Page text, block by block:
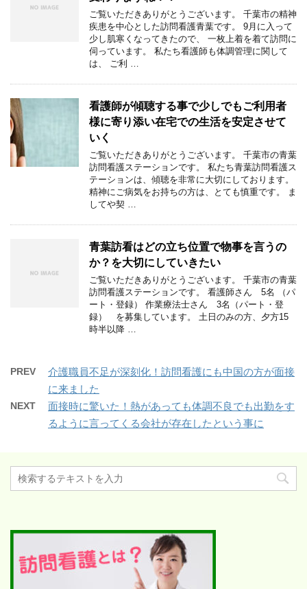
ご覧いただきありがとうございます。 千葉市の精神
疾患を中心とした訪問看護青葉です。 9月に入って
少し肌寒くなってきたので、 一枚上着を着て訪問に
伺っています。 私たち看護師も体調管理に関して
は、 ご利 …
看護師が傾聴する事で少しでもご利用者
様に寄り添い在宅での生活を安定させて
いく
ご覧いただきありがとうございます。 千葉市の青葉
訪問看護ステーションです。 私たち青葉訪問看護ス
テーションは、傾聴を非常に大切にしております。
精神にご病気をお持ちの方は、とても慎重です。 ま
してや契 …
青葉訪看はどの立ち位置で物事を言うの
か？を大切にしていきたい
ご覧いただきありがとうございます。 千葉市の青葉
訪問看護ステーションです。 看護師さん 5名 （パ
ート・登録） 作業療法士さん 3名（パート・登
録） を募集しています。 土日のみの方、夕方15
時半以降 …
PREV
介護職員不足が深刻化！訪問看護にも中国の方が面接
に来ました
NEXT
面接時に驚いた！熱があっても体調不良でも出勤をす
るように言ってくる会社が存在したという事に